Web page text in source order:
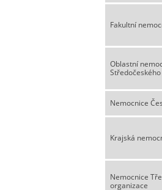
Fakultní
Oblastní
Nemocnice
Krajská
Nemocnice
organizace